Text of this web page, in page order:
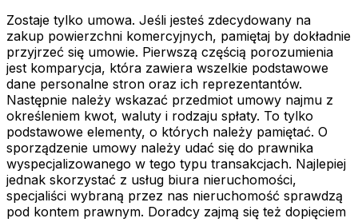
Zostaje tylko umowa. Jeśli jesteś zdecydowany na
zakup powierzchni komercyjnych, pamiętaj by dokładnie
przyjrzeć się umowie. Pierwszą częścią porozumienia
jest komparycja, która zawiera wszelkie podstawowe
dane personalne stron oraz ich reprezentantów.
Następnie należy wskazać przedmiot umowy najmu z
określeniem kwot, waluty i rodzaju spłaty. To tylko
podstawowe elementy, o których należy pamiętać. O
sporządzenie umowy należy udać się do prawnika
wyspecjalizowanego w tego typu transakcjach. Najlepiej
jednak skorzystać z usług biura nieruchomości,
specjaliści wybraną przez nas nieruchomość sprawdzą
pod kontem prawnym. Doradcy zajmą się też dopięciem